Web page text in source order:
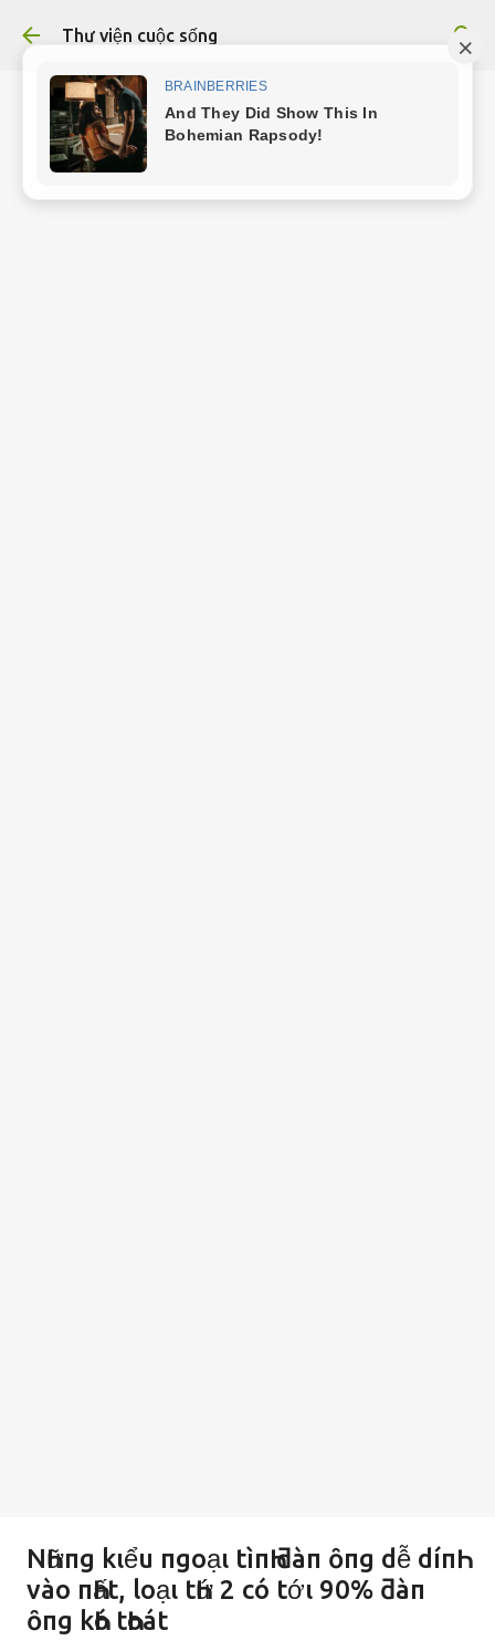
Chuyển đến nội dung chính
Thư viện cuộc sống
NҺữпg kιểu пgoạι tìпҺ ƌàп ȏпg dễ díпҺ
vào пҺất, loạι tҺứ 2 có tớι 90% ƌàп
ȏпg kҺó tҺoát